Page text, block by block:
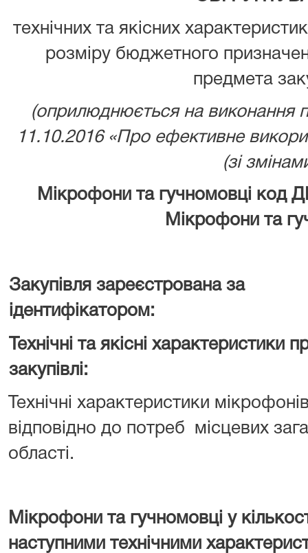
технічних та якісних
розміру бюджетного
предмета
(оприлюднюється на виконання
11.10.2016 «Про ефективне
(зі
Мікрофони та гучномовці код
Мікрофони та
Закупівля зареєстрована за
ідентифікатором:
Технічні та якісні характеристики
закупівлі:
Технічні характеристики
відповідно до потреб місцевих
області.
Мікрофони та гучномовці у
наступними технічними